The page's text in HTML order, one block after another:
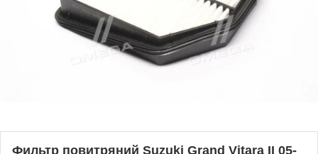
Фильтр повитряний Suzuki Grand Vitara II 05-